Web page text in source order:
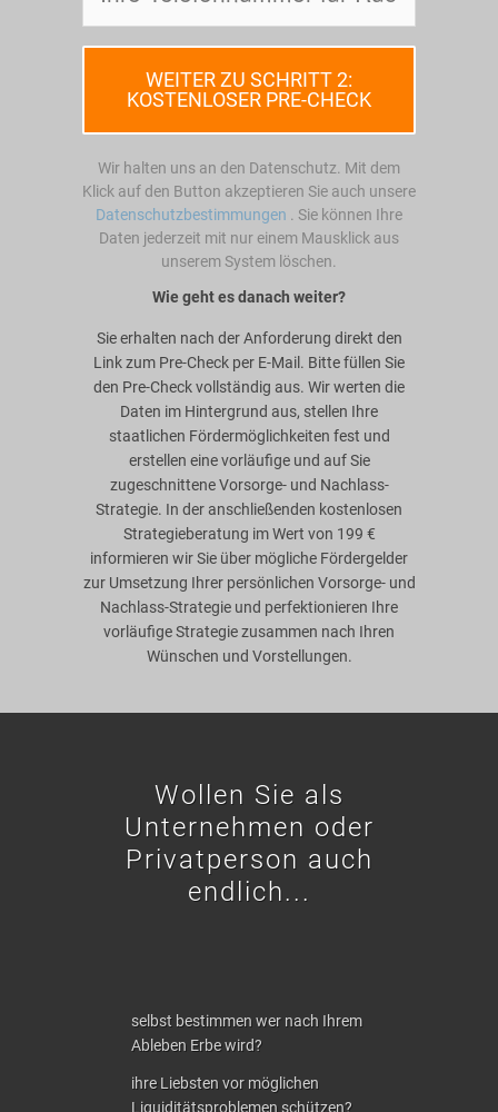
WEITER ZU SCHRITT 2:
KOSTENLOSER PRE-CHECK
Wir halten uns an den Datenschutz. Mit dem
Klick auf den Button akzeptieren Sie auch unsere
Datenschutzbestimmungen
. Sie können Ihre
Daten jederzeit mit nur einem Mausklick aus
unserem System löschen.
Wie geht es danach weiter?
Sie erhalten nach der Anforderung direkt den
Link zum Pre-Check per E-Mail. Bitte füllen Sie
den Pre-Check vollständig aus. Wir werten die
Daten im Hintergrund aus, stellen Ihre
staatlichen Fördermöglichkeiten fest und
erstellen eine vorläufige und auf Sie
zugeschnittene Vorsorge- und Nachlass-
Strategie. In der anschließenden kostenlosen
Strategieberatung im Wert von 199 €
informieren wir Sie über mögliche Fördergelder
zur Umsetzung Ihrer persönlichen Vorsorge- und
Nachlass-Strategie und perfektionieren Ihre
vorläufige Strategie zusammen nach Ihren
Wünschen und Vorstellungen.
Wollen Sie als
Unternehmen oder
Privatperson auch
endlich...
selbst bestimmen wer nach Ihrem
Ableben Erbe wird?
ihre Liebsten vor möglichen
Liquiditätsproblemen schützen?